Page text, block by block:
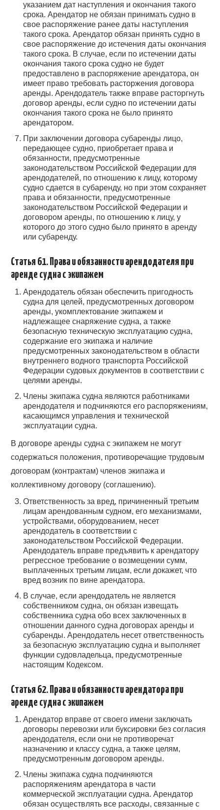
указанием дат наступления и окончания такого
срока. Арендатор не обязан принимать судно в
свое распоряжение ранее даты наступления
такого срока. Арендатор обязан принять судно в
свое распоряжение до истечения даты окончания
такого срока. В случае, если по истечении даты
окончания такого срока судно не будет
предоставлено в распоряжение арендатора, он
имеет право требовать расторжения договора
аренды. Арендодатель также вправе расторгнуть
договор аренды, если судно по истечении даты
окончания такого срока не было принято
арендатором.
При заключении договора субаренды лицо,
передающее судно, приобретает права и
обязанности, предусмотренные
законодательством Российской Федерации для
арендодателей, по отношению к лицу, которому
судно сдается в субаренду, но при этом сохраняет
права и обязанности, предусмотренные
законодательством Российской Федерации и
договором аренды, по отношению к лицу, у
которого до этого судно было принято в аренду
или субаренду.
Статья 61. Права и обязанности арендодателя при
аренде судна с экипажем
Арендодатель обязан обеспечить пригодность
судна для целей, предусмотренных договором
аренды, укомплектование экипажем и
надлежащее снаряжение судна, а также
безопасную техническую эксплуатацию судна,
содержание его экипажа и наличие
предусмотренных законодательством в области
внутреннего водного транспорта Российской
Федерации судовых документов в соответствии с
целями аренды.
Члены экипажа судна являются работниками
арендодателя и подчиняются его распоряжениям,
касающимся управления и технической
эксплуатации судна.
В договоре аренды судна с экипажем не могут
содержаться положения, противоречащие трудовым
договорам (контрактам) членов экипажа и
коллективному договору (соглашению).
Ответственность за вред, причиненный третьим
лицам арендованным судном, его механизмами,
устройствами, оборудованием, несет
арендодатель в соответствии с
законодательством Российской Федерации.
Арендодатель вправе предъявить к арендатору
регрессное требование о возмещении сумм,
выплаченных третьим лицам, если докажет, что
вред возник по вине арендатора.
В случае, если арендодатель не является
собственником судна, он обязан извещать
собственника судна обо всех заключенных в
отношении данного судна договорах аренды и
субаренды. Арендодатель несет ответственность
за безопасную эксплуатацию судна и выполняет
функции судовладельца, предусмотренные
настоящим Кодексом.
Статья 62. Права и обязанности арендатора при
аренде судна с экипажем
Арендатор вправе от своего имени заключать
договоры перевозки или буксировки без согласия
арендодателя, если они не противоречат
назначению и классу судна, а также целям,
предусмотренным договором аренды.
Члены экипажа судна подчиняются
распоряжениям арендатора в части
коммерческой эксплуатации судна. Арендатор
обязан осуществлять все расходы, связанные с